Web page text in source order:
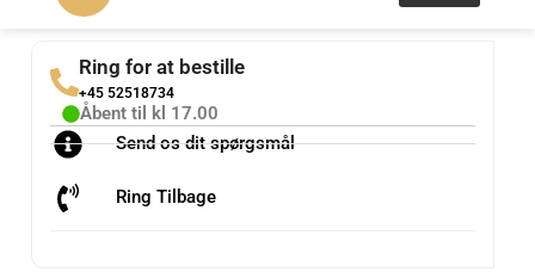
Ring for at bestille
+45 52518734
Åbent til kl 17.00
Send os dit spørgsmål
Ring Tilbage